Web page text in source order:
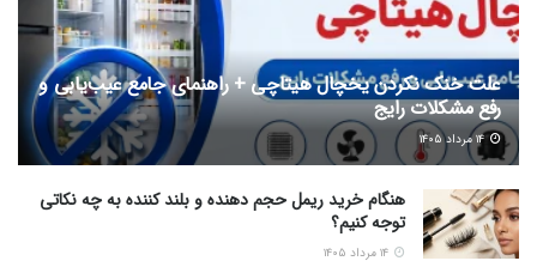
علت خنک نکردن یخچال هیتاچی + راهنمای جامع عیب‌یابی و
رفع مشکلات رایج
۱۴ مرداد ۱۴۰۵
هنگام خرید ریمل حجم دهنده و بلند کننده به چه نکاتی
توجه کنیم؟